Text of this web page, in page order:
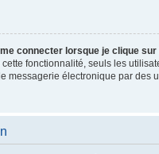
connecter lorsque je clique
fonctionnalité, seuls les
messagerie électronique par des